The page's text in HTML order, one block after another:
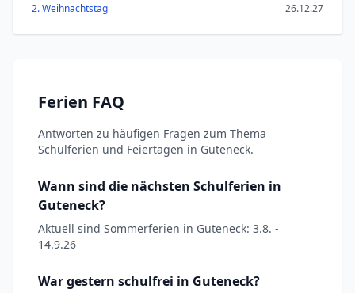
2. Weihnachtstag
26.12.27
Ferien FAQ
Antworten zu häufigen Fragen zum Thema
Schulferien und Feiertagen in Guteneck.
Wann sind die nächsten Schulferien in
Guteneck?
Aktuell sind Sommerferien in Guteneck: 3.8. -
14.9.26
War gestern schulfrei in Guteneck?